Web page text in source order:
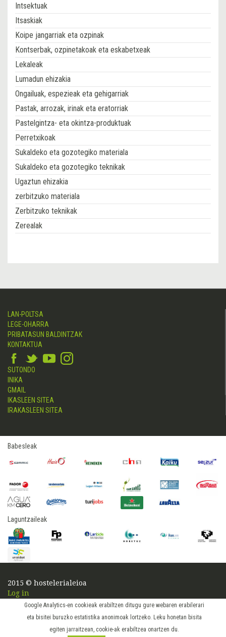
Google Analytics-en cookieak erabiltzen ditugu gure webaren erabilerari
eta bisitei buruzko estatistika anonimoak lortzeko. Leku honetan bisita
egiten jarraitzean, cookie-ak erabiltzea onartzen du.
Intsektuak
Itsaskiak
Koipe jangarriak eta ozpinak
Kontserbak, ozpinetakoak eta eskabetxeak
Lekaleak
Lumadun ehizakia
Ongailuak, espezieak eta gehigarriak
Pastak, arrozak, irinak eta eratorriak
Pastelgintza- eta okintza-produktuak
Perretxikoak
Sukaldeko eta gozotegiko materiala
Sukaldeko eta gozotegiko teknikak
Ugaztun ehizakia
zerbitzuko materiala
Zerbitzuko teknikak
Zerealak
LAN-POLTSA
LEGE-OHARRA
PRIBATASUN BALDINTZAK
KONTAKTUA
SUTONDO
INIKA
GMAIL
IKASLEEN SITEA
IRAKASLEEN SITEA
Babesleak
Laguntzaileak
2015 © hostelerialeioa
Log in